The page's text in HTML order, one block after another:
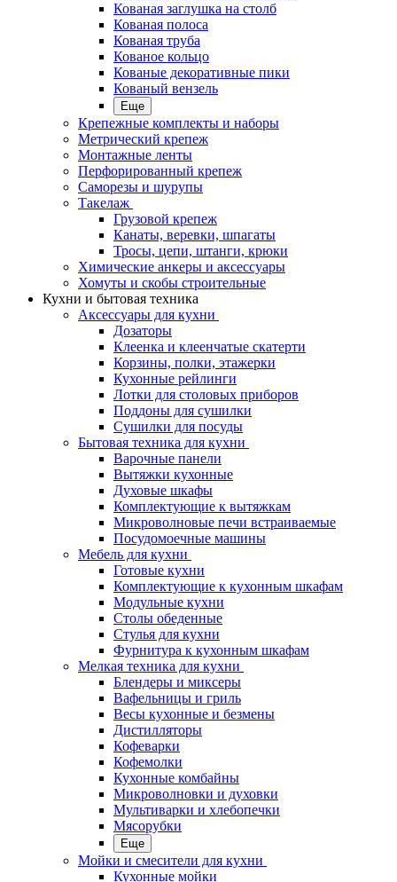
Кованая заглушка на столб
Кованая полоса
Кованая труба
Кованое кольцо
Кованые декоративные пики
Кованый вензель
Еще
Крепежные комплекты и наборы
Метрический крепеж
Монтажные ленты
Перфорированный крепеж
Саморезы и шурупы
Такелаж
Грузовой крепеж
Канаты, веревки, шпагаты
Тросы, цепи, штанги, крюки
Химические анкеры и аксессуары
Хомуты и скобы строительные
Кухни и бытовая техника
Аксессуары для кухни
Дозаторы
Клеенка и клеенчатые скатерти
Корзины, полки, этажерки
Кухонные рейлинги
Лотки для столовых приборов
Поддоны для сушилки
Сушилки для посуды
Бытовая техника для кухни
Варочные панели
Вытяжки кухонные
Духовые шкафы
Комплектующие к вытяжкам
Микроволновые печи встраиваемые
Посудомоечные машины
Мебель для кухни
Готовые кухни
Комплектующие к кухонным шкафам
Модульные кухни
Столы обеденные
Стулья для кухни
Фурнитура к кухонным шкафам
Мелкая техника для кухни
Блендеры и миксеры
Вафельницы и гриль
Весы кухонные и безмены
Дистилляторы
Кофеварки
Кофемолки
Кухонные комбайны
Микроволновки и духовки
Мультиварки и хлебопечки
Мясорубки
Еще
Мойки и смесители для кухни
Кухонные мойки